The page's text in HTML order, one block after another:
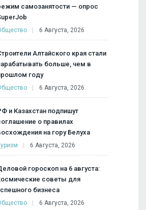
самозанятости — опрос
6 Августа, 2026
Алтайского края стали
больше, чем в
году
6 Августа, 2026
и Казахстан подпишут
о правилах
на гору Белуха
6 Августа, 2026
гороскоп на 6 августа:
советы для
бизнеса
6 Августа, 2026